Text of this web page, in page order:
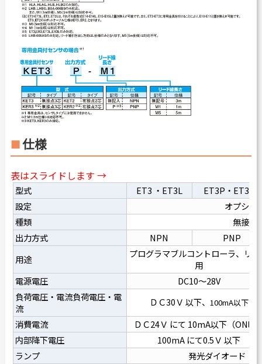
仕様
表はスライドします →
型式 ET3 ・ET3L
ET3P・ET3LP
設定
オプショ
種類
無接点
出力方式
NPN
PNP
用途
プログラマブルコントローラ、リ
用
電源電圧
DC10～28V
負荷電圧・電流負荷電圧・電
流
ＤＣ30Ｖ 以下、 100mA以下
消費電流
ＤＣ24Ｖ にて 10mA以下（ON時
内部降下電圧
100mA にて0.5Ｖ 以下
ランプ
発光ダイオード（